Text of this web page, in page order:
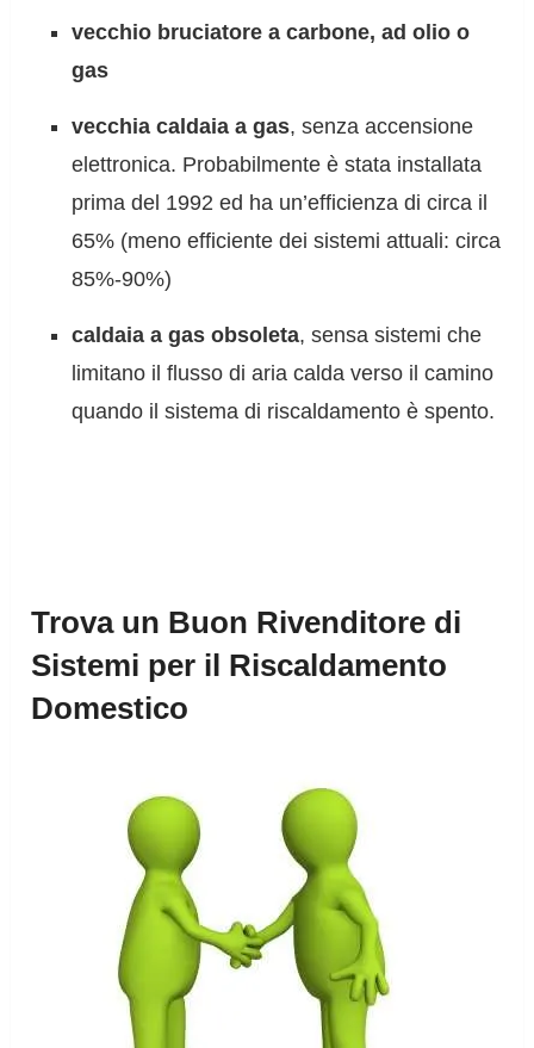
vecchio bruciatore a carbone, ad olio o
gas
vecchia caldaia a gas, senza accensione
elettronica. Probabilmente è stata installata
prima del 1992 ed ha un’efficienza di circa il
65% (meno efficiente dei sistemi attuali: circa
85%-90%)
caldaia a gas obsoleta, sensa sistemi che
limitano il flusso di aria calda verso il camino
quando il sistema di riscaldamento è spento.
Trova un Buon Rivenditore di
Sistemi per il Riscaldamento
Domestico